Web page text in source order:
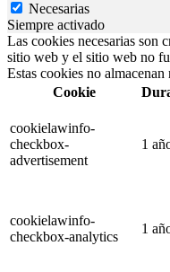
Necesarias
Siempre activado
Las cookies necesarias son
sitio web y el sitio web no
Estas cookies no
Cookie
cookielawinfo-
checkbox-
advertisement
1
cookielawinfo-
checkbox-analytics
1